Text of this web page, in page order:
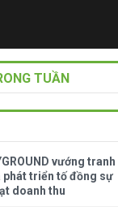
TUẦN
vướng tranh
phát triển tố đồng sự
doanh thu